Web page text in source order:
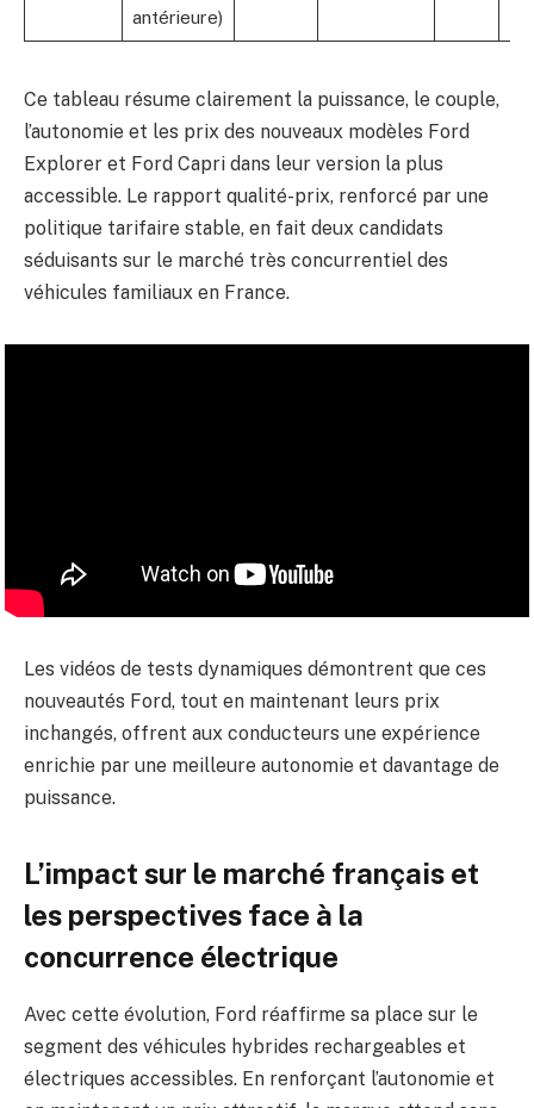
antérieure)
Ce tableau résume clairement la puissance, le couple,
l’autonomie et les prix des nouveaux modèles Ford
Explorer et Ford Capri dans leur version la plus
accessible. Le rapport qualité-prix, renforcé par une
politique tarifaire stable, en fait deux candidats
séduisants sur le marché très concurrentiel des
véhicules familiaux en France.
Les vidéos de tests dynamiques démontrent que ces
nouveautés Ford, tout en maintenant leurs prix
inchangés, offrent aux conducteurs une expérience
enrichie par une meilleure autonomie et davantage de
puissance.
L’impact sur le marché français et
les perspectives face à la
concurrence électrique
Avec cette évolution, Ford réaffirme sa place sur le
segment des véhicules hybrides rechargeables et
électriques accessibles. En renforçant l’autonomie et